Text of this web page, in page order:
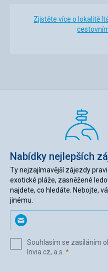
Sport
V souladu s očekáváním.
Zjistěte více o lokalitě
Nabídky nejlepších
Ty nejzajímavější zájezdy
exotické pláže, zasněžené
najdete, co hledáte. Nebojte,
jinému.
Zadejte
svůj
(povinné)
Souhlasím se zasíláním
Invia.cz, a.s. *(povinné)